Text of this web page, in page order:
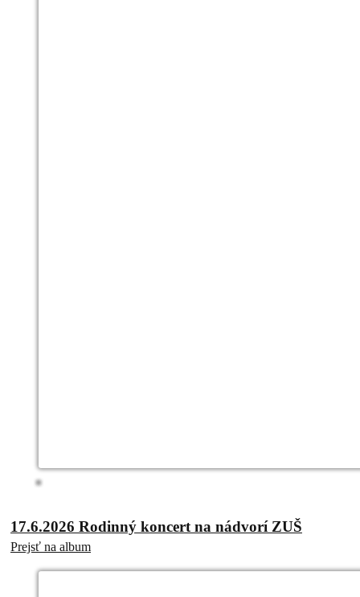
17.6.2026 Rodinný koncert na nádvorí ZUŠ
Prejsť na album